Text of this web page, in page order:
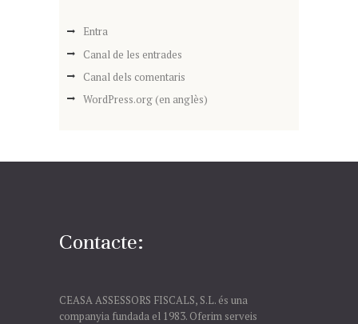
Entra
Canal de les entrades
Canal dels comentaris
WordPress.org (en anglès)
Contacte:
CEASA ASSESSORS FISCALS, S.L. és una
companyia fundada el 1983. Oferim serveis